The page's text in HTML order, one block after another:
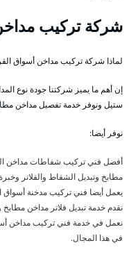
شركة تركيب
لماذا شركة تركيب مداخن أسواق
إن أهم ما يميز شركتنا جودة نوع
ستيل ونوفر خدمة تفصيل مداخن
نوفر أيضا:
أفضل فني تركيب شفاطات مداخن
مطابخ وتبديل الشفاط والفلاتر
يعمل أيضا فني تركيب مدخنة أسواق
نقدم خدمة تبديل فلاتر مداخن
نعمل في خدمة فني تركيب مداخن
في هذا المجال.